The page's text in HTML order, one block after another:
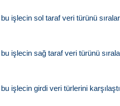
işlecin sol taraf veri türünü
işlecin sağ taraf veri türünü
işlecin girdi veri türlerini